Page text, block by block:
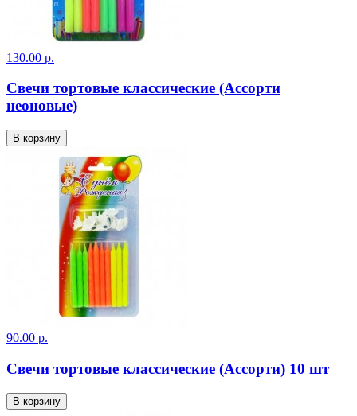
130.00 р.
Свечи тортовые классические (Ассорти
неоновые)
В корзину
90.00 р.
Свечи тортовые классические (Ассорти) 10 шт
В корзину